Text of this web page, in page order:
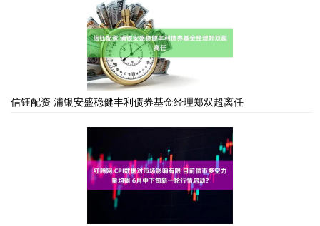
信钰配资 浦银安盛稳健丰利债券基金经理郑双超离任